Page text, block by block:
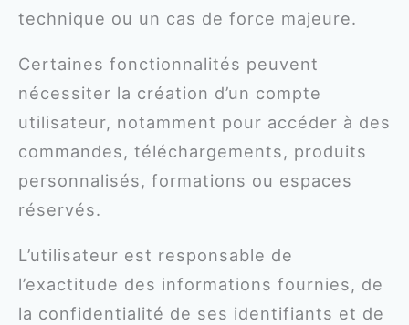
technique ou un cas de force majeure.
Certaines fonctionnalités peuvent
nécessiter la création d’un compte
utilisateur, notamment pour accéder à des
commandes, téléchargements, produits
personnalisés, formations ou espaces
réservés.
L’utilisateur est responsable de
l’exactitude des informations fournies, de
la confidentialité de ses identifiants et de